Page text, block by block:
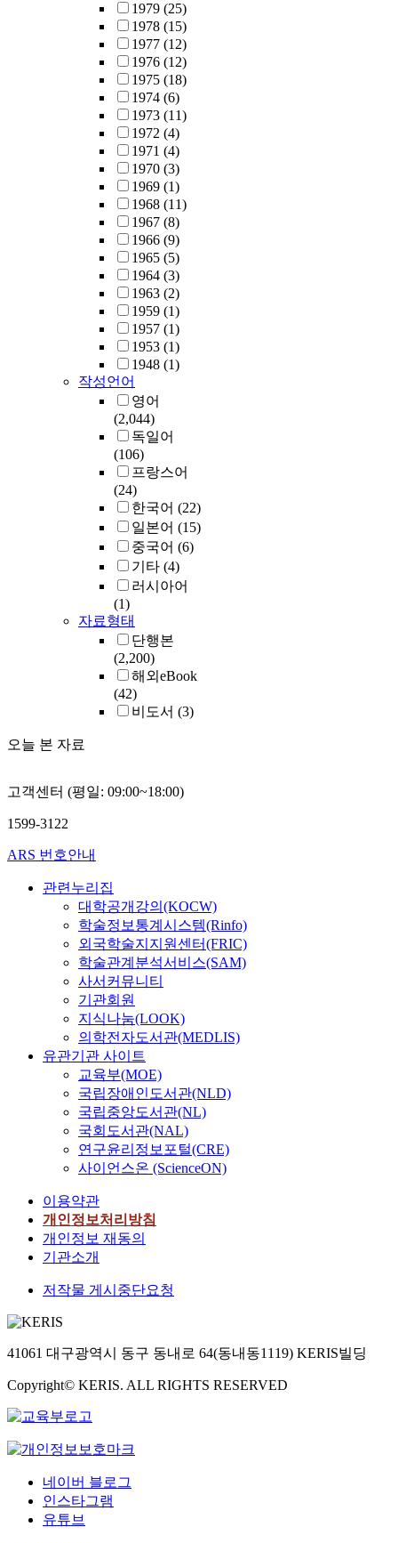
1979 (25)
1978 (15)
1977 (12)
1976 (12)
1975 (18)
1974 (6)
1973 (11)
1972 (4)
1971 (4)
1970 (3)
1969 (1)
1968 (11)
1967 (8)
1966 (9)
1965 (5)
1964 (3)
1963 (2)
1959 (1)
1957 (1)
1953 (1)
1948 (1)
작성언어
영어
(2,044)
독일어
(106)
프랑스어
(24)
한국어 (22)
일본어 (15)
중국어 (6)
기타 (4)
러시아어
(1)
자료형태
단행본
(2,200)
해외eBook
(42)
비도서 (3)
오늘 본 자료
고객센터 (평일: 09:00~18:00)
1599-3122
ARS 번호안내
관련누리집
대학공개강의(KOCW)
학술정보통계시스템(Rinfo)
외국학술지지원센터(FRIC)
학술관계분석서비스(SAM)
사서커뮤니티
기관회원
지식나눔(LOOK)
의학전자도서관(MEDLIS)
유관기관 사이트
교육부(MOE)
국립장애인도서관(NLD)
국립중앙도서관(NL)
국회도서관(NAL)
연구윤리정보포털(CRE)
사이언스온 (ScienceON)
이용약관
개인정보처리방침
개인정보 재동의
기관소개
저작물 게시중단요청
41061 대구광역시 동구 동내로 64(동내동1119) KERIS빌딩
Copyright© KERIS. ALL RIGHTS RESERVED
네이버 블로그
인스타그램
유튜브